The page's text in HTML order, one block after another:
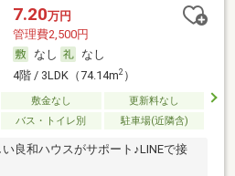
7.20万円
管理費2,500円
なし
なし
4階 / 3LDK（74.14m2）
敷金なし
更新料なし
バス・トイレ別 駐車場(近隣含)
良和ハウスがサポート♪LINEで接